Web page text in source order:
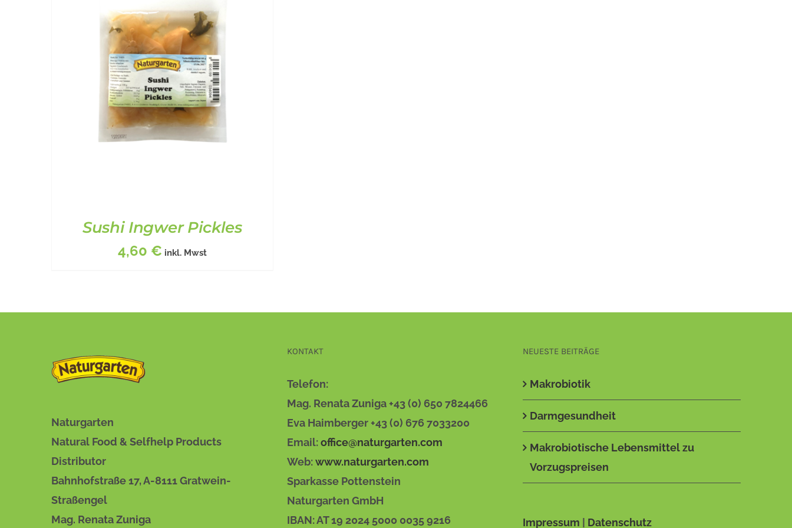
BESCHREIBUNG
Sushi Ingwer Pickles
4,60 € inkl. Mwst
Naturgarten
Natural Food & Selfhelp Products
Distributor
Bahnhofstraße 17, A-8111 Gratwein-
Straßengel
Mag. Renata Zuniga
KONTAKT
Telefon:
Mag. Renata Zuniga +43 (0) 650 7824466
Eva Haimberger +43 (0) 676 7033200
Email:office@naturgarten.com
Web:www.naturgarten.com
Sparkasse Pottenstein
Naturgarten GmbH
IBAN: AT 19 2024 5000 0035 9216
NEUESTE BEITRÄGE
Makrobiotik
Darmgesundheit
Makrobiotische Lebensmittel zu
Vorzugspreisen
Impressum Datenschutz